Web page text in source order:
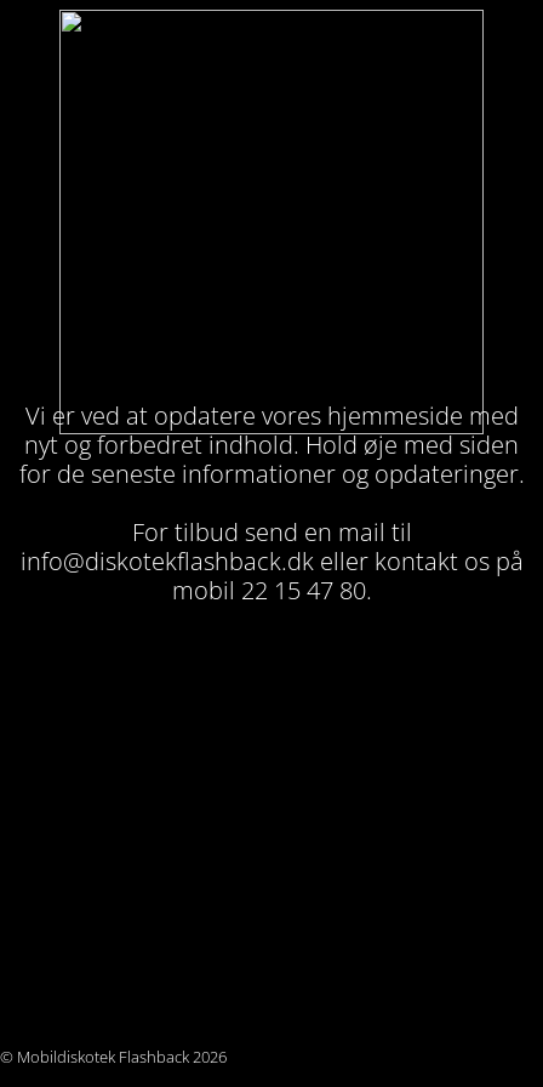
Vi er ved at opdatere vores hjemmeside med
nyt og forbedret indhold. Hold øje med siden
for de seneste informationer og opdateringer.
For tilbud send en mail til
info@diskotekflashback.dkeller kontakt os på
mobil 22 15 47 80.
© Mobildiskotek Flashback 2026